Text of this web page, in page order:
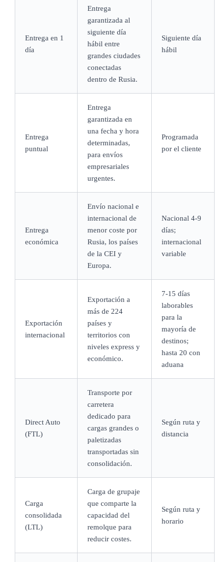
Entrega en 1
día
Entrega
garantizada al
siguiente día
hábil entre
grandes ciudades
conectadas
dentro de Rusia.
Siguiente día
hábil
Entrega
puntual
Entrega
garantizada en
una fecha y hora
determinadas,
para envíos
empresariales
urgentes.
Programada
por el cliente
Entrega
económica
Envío nacional e
internacional de
menor coste por
Rusia, los países
de la CEI y
Europa.
Nacional 4-9
días;
internacional
variable
Exportación
internacional
Exportación a
más de 224
países y
territorios con
niveles express y
económico.
7-15 días
laborables
para la
mayoría de
destinos;
hasta 20 con
aduana
Direct Auto
(FTL)
Transporte por
carretera
dedicado para
cargas grandes o
paletizadas
transportadas sin
consolidación.
Según ruta y
distancia
Carga
consolidada
(LTL)
Carga de grupaje
que comparte la
capacidad del
remolque para
reducir costes.
Según ruta y
horario